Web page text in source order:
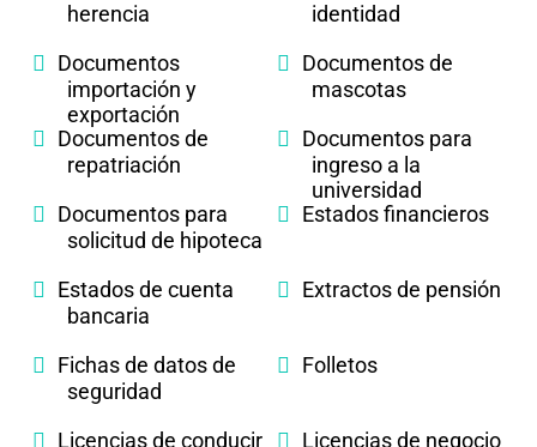
herencia
identidad
Documentos
importación y
exportación
Documentos de
mascotas
Documentos de
repatriación
Documentos para
ingreso a la
universidad
Documentos para
solicitud de hipoteca
Estados financieros
Estados de cuenta
bancaria
Extractos de pensión
Fichas de datos de
seguridad
Folletos
Licencias de conducir Licencias de negocio